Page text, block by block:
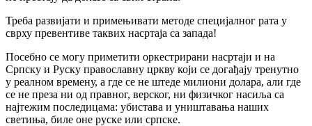
Треба развијати и примењивати методе специјалног рата у
сврху превентиве таквих насртаја са запада!
Посебно се могу приметити оркестрирани насртаји и на
Српску и Руску православну цркву који се догађају тренутно
у реалном времену, а где се не штеде милиони долара, али где
се не преза ни од правног, верског, ни физичког насиља са
најтежим последицама: убистава и уништавања наших
светиња, биле оне руске или српске.